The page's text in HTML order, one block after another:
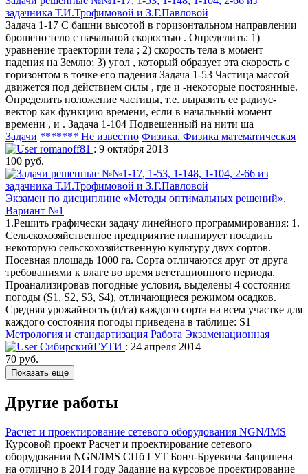
задачника Т.И.Трофимовой и З.Г.Павловой
Задача 1-17 С башни высотой в горизонтальном направлении
брошено тело с начальной скоростью . Определить: 1)
уравнение траектории тела ; 2) скорость тела в момент
падения на Землю; 3) угол , который образует эта скорость с
горизонтом в точке его падения Задача 1-53 Частица массой
движется под действием силы , где и -некоторые постоянные.
Определить положение частицы, т.е. выразить ее радиус-
вектор как функцию времени, если в начальный момент
времени , и . Задача 1-104 Подвешенный на нити ша
Задачи ******* Не известно Физика. Физика математическая
romanoff81 : 9 октября 2013
100 руб.
Экзамен по дисциплине «Методы оптимальных решений».
Вариант №1
1.Решить графически задачу линейного программирования: 1.
Сельскохозяйственное предприятие планирует посадить
некоторую сельскохозяйственную культуру двух сортов.
Посевная площадь 1000 га. Сорта отличаются друг от друга
требованиями к влаге во время вегетационного периода.
Проанализировав погодные условия, выделены 4 состояния
погоды (S1, S2, S3, S4), отличающиеся режимом осадков.
Средняя урожайность (ц/га) каждого сорта на всем участке для
каждого состояния погоды приведена в таблице: S1
Метрология и стандартизация Работа Экзаменационная
СибирскийГУТИ : 24 апреля 2014
70 руб.
Показать еще
Другие работы
Расчет и проектирование сетевого оборудования NGN/IMS
Курсовой проект Расчет и проектирование сетевого
оборудования NGN/IMS СПб ГУТ Бонч-Бруевича Защишена
на отлично в 2014 году Задание на курсовое проектирование